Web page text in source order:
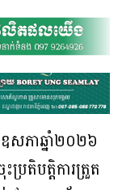
សភាឆ្នាំ២០២៦
រតិបត្តិការត្រួត